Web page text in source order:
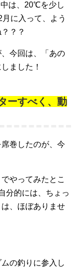
は、20℃を少し
に入って、よう
？？
今回は、「あの
ました！
ーすべく、動
巻したのが、今
やってみたとこ
分的には、ちょっ
、ほぼありませ
の釣りに参入し